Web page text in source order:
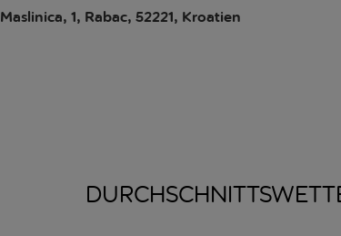
Maslinica, 1, Rabac, 52221, Kroatien